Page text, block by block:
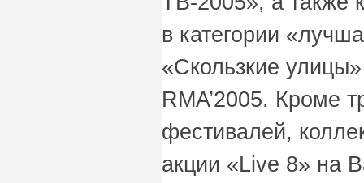
в категории
«Скользкие
RMA’2005. Кроме
фестивалей,
акции «Live 8» на